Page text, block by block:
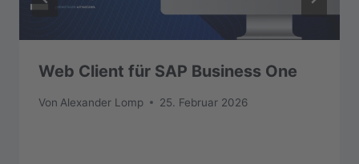
Web Client für SAP Business One
Von Alexander Lomp 25. Februar 2026